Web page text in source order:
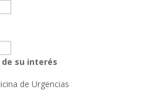
de su interés
de Urgencias